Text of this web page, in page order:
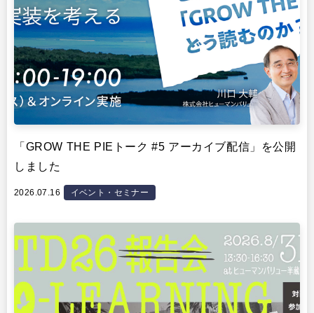
「GROW THE PIEトーク #5 アーカイブ配信」を公開
しました
2026.07.16 イベント・セミナー